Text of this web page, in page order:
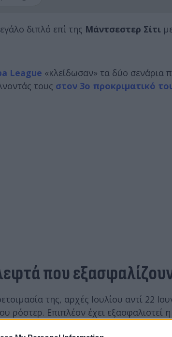
διπλό επί της Μάντσεστερ Σίτι
League «κλείδωσαν» τα δύο σενάρια
τους στον 3ο προκριματικό
που
της, αρχές Ιουλίου αντί 22
ρόστερ. Επιπλέον έχει εξασφαλιστεί